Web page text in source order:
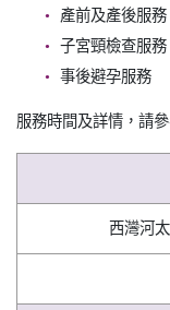
產前及產後服務
子宮頸檢查服務
事後避孕服務
服務時間及詳情，請
西灣河